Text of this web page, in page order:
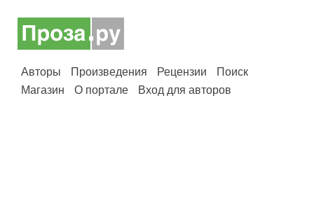
Авторы Произведения Рецензии
Поиск
Магазин
О портале Вход для авторов